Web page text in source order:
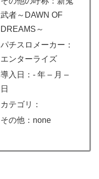
武者～DAWN OF
DREAMS～
パチスロメーカー：
エンターライズ
導入日：- 年 – 月 –
日
カテゴリ：
その他：none